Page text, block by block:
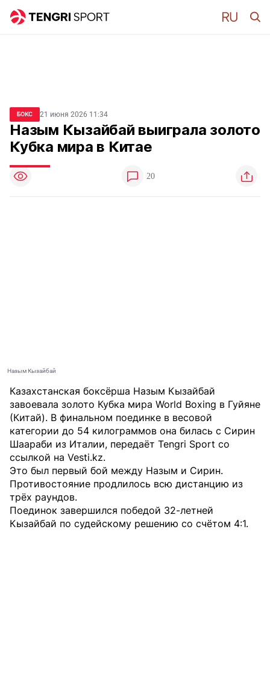
БОКС 21 июня 2026 11:34
Назым Кызайбай выиграла золото
Кубка мира в Китае
20
Назым Кызайбай
Казахстанская боксёрша Назым Кызайбай
завоевала золото Кубка мира World Boxing в Гуйяне
(Китай). В финальном поединке в весовой
категории до 54 килограммов она билась с Сирин
Шаараби из Италии, передаёт Tengri Sport со
ссылкой на Vesti.kz.
Это был первый бой между Назым и Сирин.
Противостояние продлилось всю дистанцию из
трёх раундов.
Поединок завершился победой 32-летней
Кызайбай по судейскому решению со счётом 4:1.